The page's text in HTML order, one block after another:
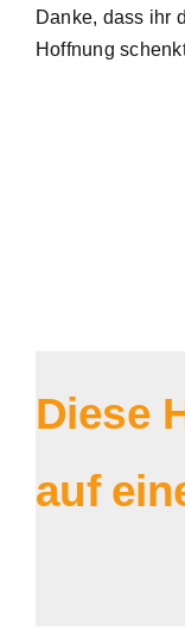
Danke, dass ihr
Hoffnung
Diese
auf